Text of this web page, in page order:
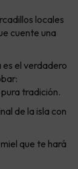
locales
cuente una
el verdadero
tradición.
de la isla con
que te hará